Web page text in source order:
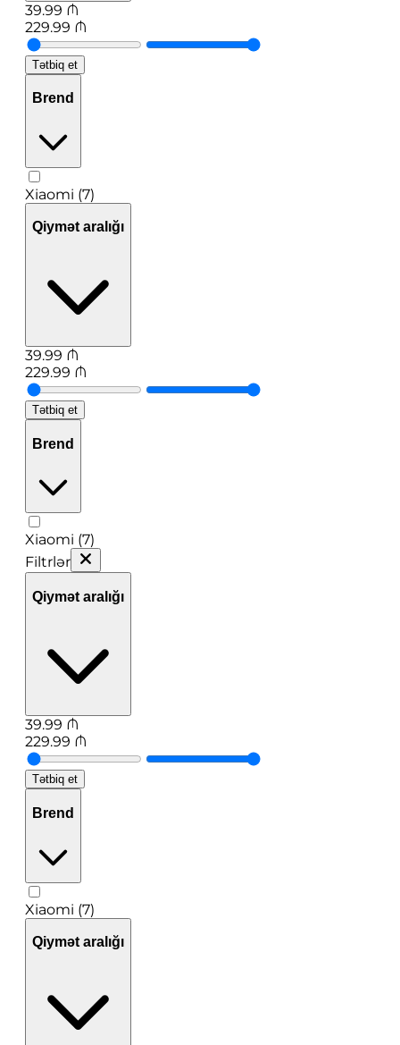
39.99 ₼
229.99 ₼
Tətbiq et
Brend
Xiaomi (7)
Qiymət aralığı
39.99 ₼
229.99 ₼
Tətbiq et
Brend
Xiaomi (7)
Filtrlər
Qiymət aralığı
39.99 ₼
229.99 ₼
Tətbiq et
Brend
Xiaomi (7)
Qiymət aralığı